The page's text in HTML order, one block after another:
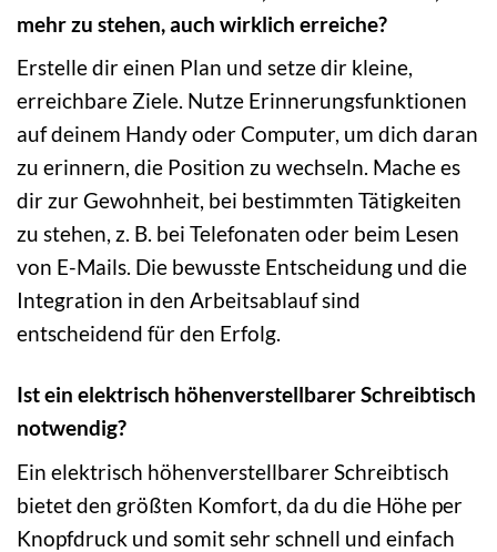
mehr zu stehen, auch wirklich erreiche?
Erstelle dir einen Plan und setze dir kleine,
erreichbare Ziele. Nutze Erinnerungsfunktionen
auf deinem Handy oder Computer, um dich daran
zu erinnern, die Position zu wechseln. Mache es
dir zur Gewohnheit, bei bestimmten Tätigkeiten
zu stehen, z. B. bei Telefonaten oder beim Lesen
von E-Mails. Die bewusste Entscheidung und die
Integration in den Arbeitsablauf sind
entscheidend für den Erfolg.
Ist ein elektrisch höhenverstellbarer Schreibtisch
notwendig?
Ein elektrisch höhenverstellbarer Schreibtisch
bietet den größten Komfort, da du die Höhe per
Knopfdruck und somit sehr schnell und einfach